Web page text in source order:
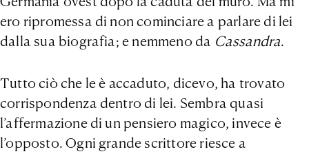
ero ripromessa di non cominciare a parlare di lei
dalla sua biografia; e nemmeno da Cassandra.
Tutto ciò che le è accaduto, dicevo, ha trovato
corrispondenza dentro di lei. Sembra quasi
l’affermazione di un pensiero magico, invece è
l’opposto. Ogni grande scrittore riesce a